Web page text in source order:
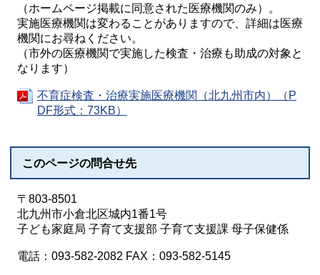
（ホームページ掲載に同意された医療機関のみ）。
実施医療機関は変わることがありますので、詳細は医療
機関にお尋ねください。
（市外の医療機関で実施した検査・治療も助成の対象と
なります）
不育症検査・治療実施医療機関（北九州市内）（P
DF形式：73KB）
このページの問合せ先
〒803-8501
北九州市小倉北区城内1番1号
子ども家庭局 子育て支援部 子育て支援課 母子保健係
電話：093-582-2082 FAX：093-582-5145